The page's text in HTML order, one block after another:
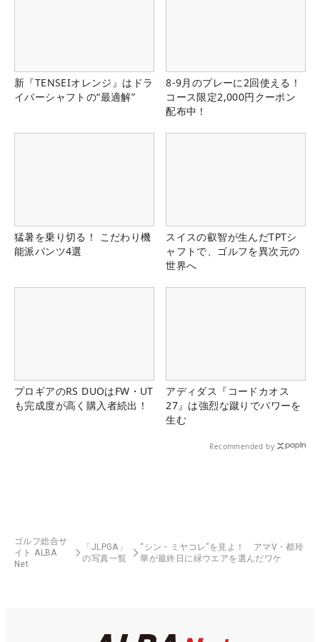
新『TENSEIオレンジ』はドラ
イバーシャフトの“最適解”
8-9月のプレーに2回使える！
コース限定2,000円クーポン
配布中！
猛暑を乗り切る！ こだわり機
能派パンツ4選
スイスの叡智が生んだTPTシ
ャフトで、ゴルフを異次元の
世界へ
プロギアのRS DUOはFW・UT
も完成度が高く購入者続出！
アディダス『コードカオス
27』は強烈な蹴りでパワーを
生む
Recommended by
ゴルフ総合サ
イト ALBA
Net
「JLPGA」
の写真一覧
“シン・ミヤコレ”を見よ！ アマV・都玲
華が最終日に緑ウエアを選んだワケ